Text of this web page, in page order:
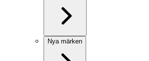
Nya märken